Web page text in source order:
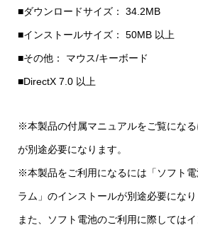
■ダウンロードサイズ： 34.2MB
■インストールサイズ： 50MB 以上
■その他： マウス/キーボード
■DirectX 7.0 以上
※本製品の付属マニュアルをご覧にな
が別途必要になります。
※本製品をご利用になるには「ソフト
ラム」のインストールが別途必要になり
また、ソフト電池のご利用に際しては